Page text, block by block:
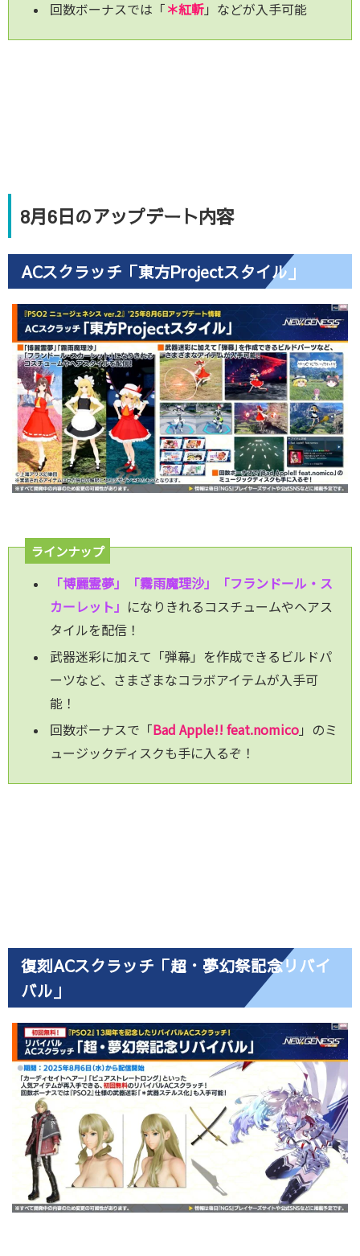
回数ボーナスでは「＊紅斬」などが入手可能
8月6日のアップデート内容
ACスクラッチ「東方Projectスタイル」
ラインナップ
「博麗霊夢」「霧雨魔理沙」「フランドール・ス
カーレット」 になりきれるコスチュームやヘアス
タイルを配信！
武器迷彩に加えて「弾幕」を作成できるビルドパ
ーツなど、さまざまなコラボアイテムが入手可
能！
回数ボーナスで「Bad Apple!! feat.nomico」のミ
ュージックディスクも手に入るぞ！
復刻ACスクラッチ「超・夢幻祭記念リバイ
バル」